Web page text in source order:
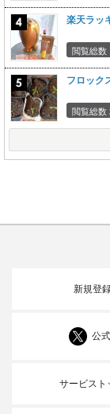
楽天ラッ
閲覧総数
フロック
閲覧総数
新規登
公
サービスト